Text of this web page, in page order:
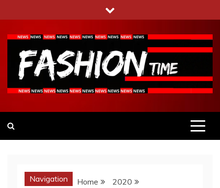
to
content
Navigation Home
2020